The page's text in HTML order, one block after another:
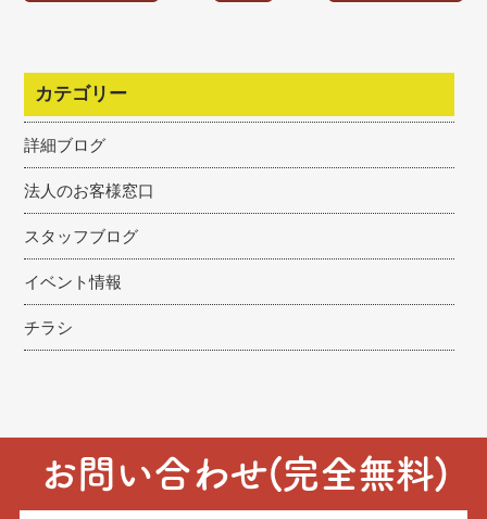
カテゴリー
詳細ブログ
法人のお客様窓口
スタッフブログ
イベント情報
チラシ
お問い合わせ(完全無料)